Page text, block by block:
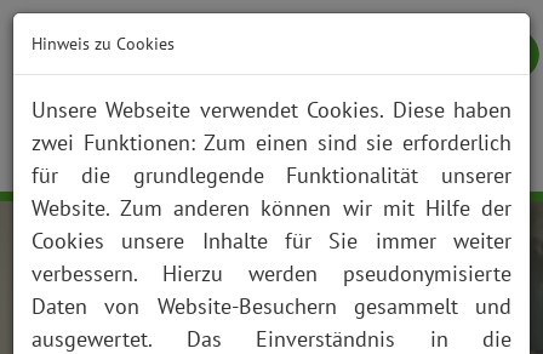
NOTFALL KONTAKT ANFAHRT JOBS SUCHE
Hinweis zu Cookies
Unsere Webseite verwendet Cookies. Diese haben
zwei Funktionen: Zum einen sind sie erforderlich
für die grundlegende Funktionalität unserer
Website. Zum anderen können wir mit Hilfe der
Cookies unsere Inhalte für Sie immer weiter
verbessern. Hierzu werden pseudonymisierte
Daten von Website-Besuchern gesammelt und
ausgewertet. Das Einverständnis in die